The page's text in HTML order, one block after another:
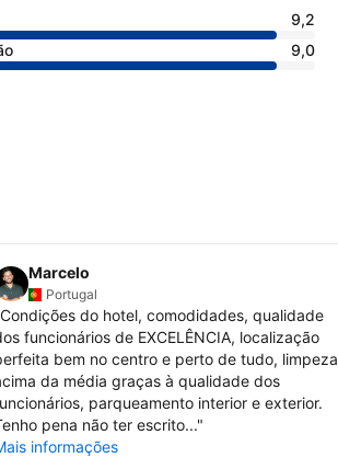
9,2
9,0
Marcelo
Portugal
Condições do hotel, comodidades, qualidade
funcionários de EXCELÊNCIA, localização
bem no centro e perto de tudo, limpeza
da média graças à qualidade dos
parqueamento interior e exterior.
pena não ter escrito..."
informações